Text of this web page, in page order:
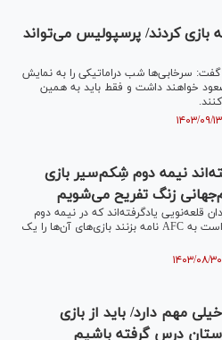
بازی کردند/ پرسپولیس می‌تواند
سرخابی‌ها شب دراماتیکی را به نمایش
صعود خواهند داشت و فقط باید به همین
نیمه دوم شِکم‌سیر بازی
زنگ تفریح می‌شویم
قلعه‌نویی یادگرفته‌اند که در نیمه دوم
شکم‌سیر بازی کنند که بنظرم بهتر است به AFC نامه بزنند بازی‌های آن‌ها را یک
گاریدو ۲ حُسن خیلی مهم دارد/ باید از بازی
درس گرفته باشیم